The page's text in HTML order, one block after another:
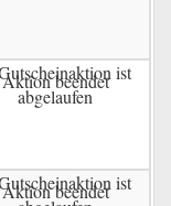
Aktion beendet
Aktion beendet